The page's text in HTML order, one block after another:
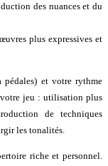
des nuances et du
plus expressives et
pédales) et votre rythme
votre jeu : utilisation plus
de techniques
les tonalités.
riche et personnel.